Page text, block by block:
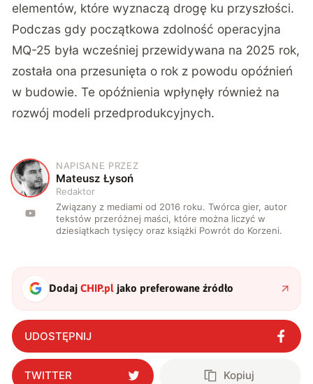
elementów, które wyznaczą drogę ku przyszłości.
Podczas gdy początkowa zdolność operacyjna
MQ-25 była wcześniej przewidywana na 2025 rok,
została ona przesunięta o rok z powodu opóźnień
w budowie. Te opóźnienia wpłynęły również na
rozwój modeli przedprodukcyjnych.
M
NAPISANE PRZEZ
Mateusz Łysoń
Redaktor
Związany z mediami od 2016 roku. Twórca gier, autor
tekstów przeróżnej maści, które można liczyć w
dziesiątkach tysięcy oraz książki Powrót do Korzeni.
DodajCHIP.pl jako preferowane źródło
UDOSTĘPNIJ
TWITTER Kopiuj